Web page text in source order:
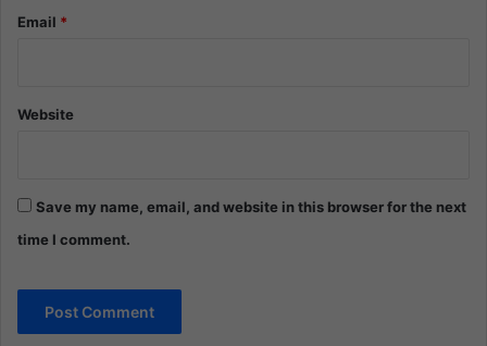
Email *
Website
Save my name, email, and website in this browser for the next
time I comment.